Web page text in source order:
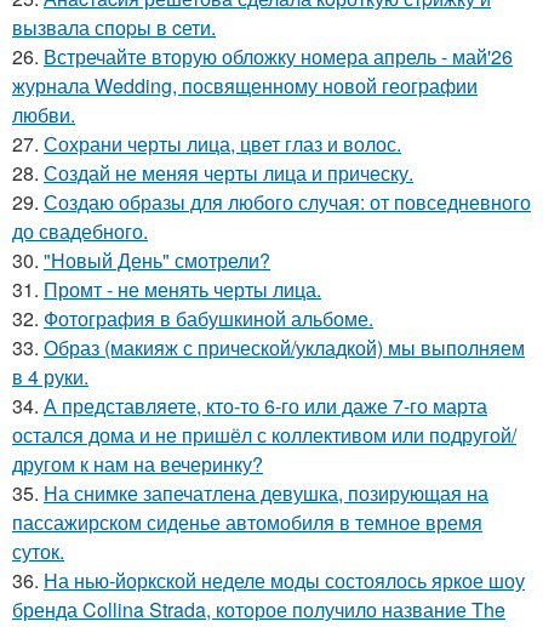
вызвала споpы в cети.
26. Встречайте вторую обложку номера апрель - май'26
журнала Wedding, посвященному новой географии
любви.
27. Сохрани черты лица, цвет глаз и волос.
28. Создай не меняя черты лица и прическу.
29. Создаю образы для любого случая: от повседневного
до свадебного.
30. "Новый День" смотрели?
31. Промт - не менять черты лица.
32. Фотография в бабушкиной альбоме.
33. Образ (макияж с прической/укладкой) мы выполняем
в 4 руки.
34. А представляете, кто-то 6-го или даже 7-го марта
остался дома и не пришёл с коллективом или подругой/
другом к нам на вечеринку?
35. На снимке запечатлена девушка, позирующая на
пассажирском сиденье автомобиля в темное время
суток.
36. На нью-йоркской неделе моды состоялось яркое шоу
бренда Collina Strada, которое получило название The